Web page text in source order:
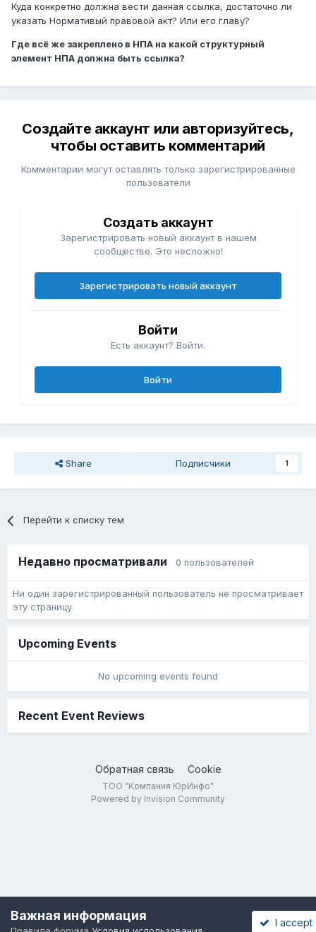
Куда конкретно должна вести данная ссылка, достаточно ли
указать Нормативый правовой акт? Или его главу?
Где всё же закреплено в НПА на какой структурный
элемент НПА должна быть ссылка?
Создайте аккаунт или авторизуйтесь,
чтобы оставить комментарий
Комментарии могут оставлять только зарегистрированные
пользователи
Создать аккаунт
Зарегистрировать новый аккаунт в нашем
сообществе. Это несложно!
Зарегистрировать новый аккаунт
Войти
Есть аккаунт? Войти.
Войти
Share Подписчики 1
Перейти к списку тем
Недавно просматривали 0 пользователей
Ни один зарегистрированный пользователь не просматривает
эту страницу.
Upcoming Events
No upcoming events found
Recent Event Reviews
Обратная связь Cookie
ТОО "Компания ЮрИнфо"
Powered by Invision Community
Важная информация I accept